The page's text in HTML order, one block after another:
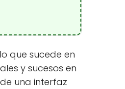
que sucede en
y sucesos en
una interfaz